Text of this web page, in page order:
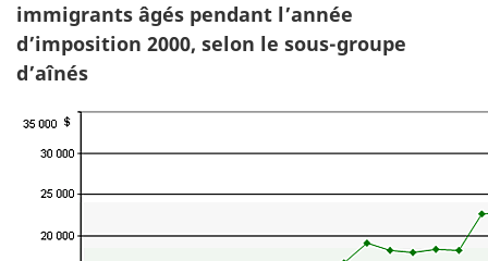
immigrants âgés pendant l’année
d’imposition 2000, selon le sous-groupe
d’aînés